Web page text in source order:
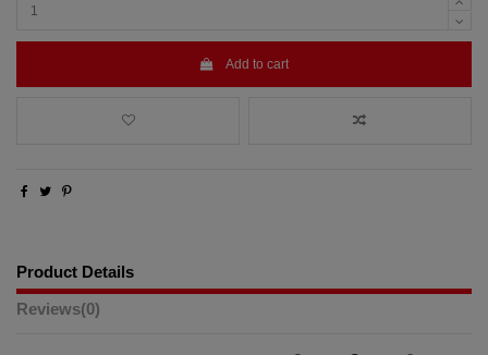
Add to cart
Product Details
Reviews(0)